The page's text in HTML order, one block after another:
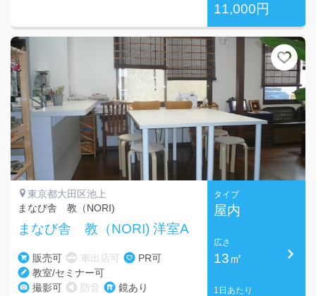
11,000円
東京都大田区池上
まなび舎 教（NORI)
まなび舎 教（NORI) 洋室A
販売可 車出店可
PR可
教室/セミナー可
撮影可
防音 鏡あり
タイプ
屋内
広さ
13㎡
1日あたり